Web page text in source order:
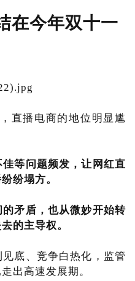
在今年双十一
直播电商的地位明显尴
等问题频发，让网红直
纷塌方。
矛盾，也从微妙开始转
的主导权。
底、竞争白热化，监管
出高速发展期。